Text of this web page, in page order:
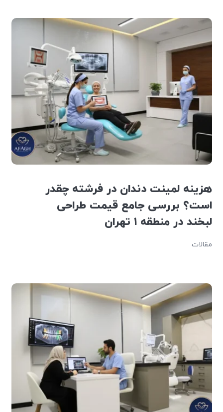
هزینه لمینت دندان در فرشته چقدر
است؟ بررسی جامع قیمت طراحی
لبخند در منطقه ۱ تهران
مقالات